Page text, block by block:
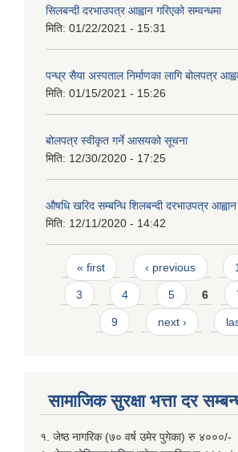
सिलबन्दी दरभाउपत्र आह्वान गरिएको सम्वन्धमा
मिति: 01/22/2021 - 15:31
पन्ध्र सैया अस्पताल निर्माणका लागि बोलपत्र
मिति: 01/15/2021 - 15:26
बोलपत्र स्वीकृत गर्ने आसयको सूचना
मिति: 12/30/2020 - 17:25
औषधि खरिद सम्बन्धि शिलबन्दी दरभाउपत्र आह्वान
मिति: 12/11/2020 - 14:42
Pages
« first ‹ previous 1
3 4 5 6
9 next ›
सामाजिक सुरक्षा भत्ता दर
१. जेष्ठ नागरिक (७० वर्ष उमेर पुगेका) रु ४०००/-